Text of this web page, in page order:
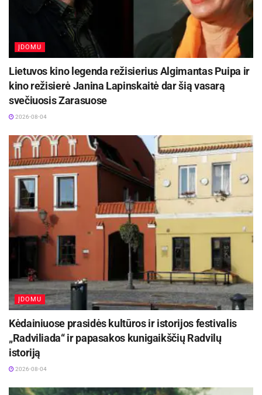
ĮDOMU
Lietuvos kino legenda režisierius Algimantas Puipa ir
kino režisierė Janina Lapinskaitė dar šią vasarą
svečiuosis Zarasuose
2026-08-04
ĮDOMU
Kėdainiuose prasidės kultūros ir istorijos festivalis
„Radviliada“ ir papasakos kunigaikščių Radvilų
istoriją
2026-08-04